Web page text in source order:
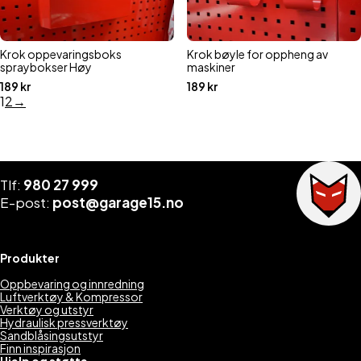
Krok oppevaringsboks
spraybokser Høy
189 kr
Krok bøyle for oppheng av
maskiner
189 kr
12→
Tlf: 980 27 999
E-post: post@garage15.no
Produkter
Oppbevaring og innredning
Luftverktøy & Kompressor
Verktøy og utstyr
Hydraulisk pressverktøy
Sandblåsingsutstyr
Finn inspirasjon